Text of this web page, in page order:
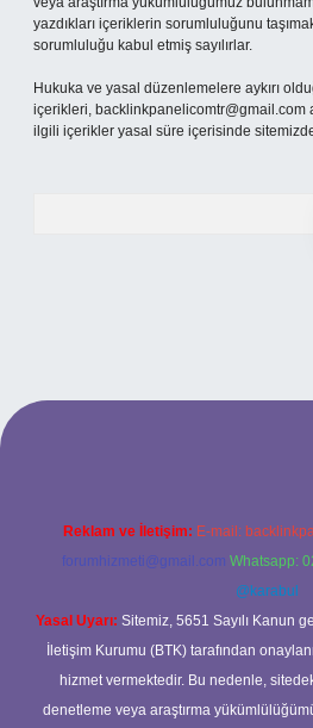
yazdıkları içeriklerin sorumluluğunu
sorumluluğu kabul etmiş sayılırlar.
Hukuka ve yasal düzenlemelere aykırı
içerikleri, backlinkpanelicomtr@gmail.com
ilgili içerikler yasal süre içerisinde
bahis sitesi
Reklam ve İletişim: E-mail:
forumhizmeti@gmail.com Whatsapp:
@karabul
Yasal Uyarı: Sitemiz, 5651 Sayılı Kanun
İletişim Kurumu (BTK) tarafından
hizmet vermektedir. Bu nedenle,
denetleme veya araştırma